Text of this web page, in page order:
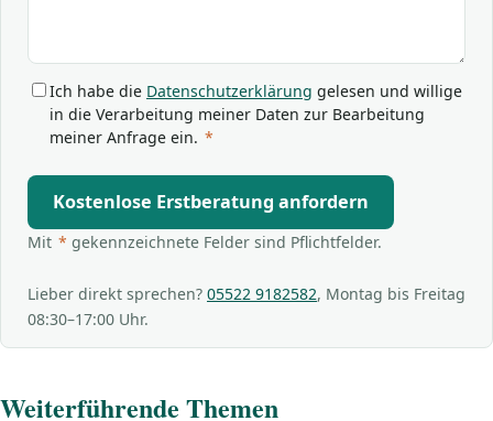
Ich habe die Datenschutzerklärung gelesen und willige
in die Verarbeitung meiner Daten zur Bearbeitung
meiner Anfrage ein. *
Kostenlose Erstberatung anfordern
Mit * gekennzeichnete Felder sind Pflichtfelder.
Lieber direkt sprechen? 05522 9182582, Montag bis Freitag
08:30–17:00 Uhr.
Weiterführende Themen